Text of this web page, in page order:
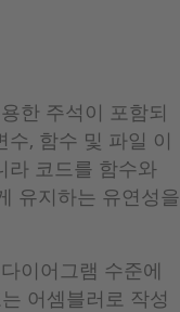
한 주석이 포함되
, 함수 및 파일 이
라 코드를 함수와
유지하는 유연성을
이어그램 수준에
어셈블러로 작성